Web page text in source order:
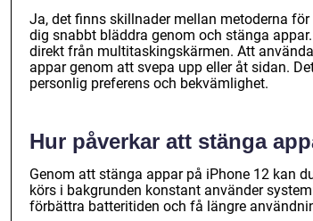
Ja, det finns skillnader mellan metoderna
dig snabbt bläddra genom och stänga
direkt från multitaskingskärmen. Att
appar genom att svepa upp eller åt sidan.
personlig preferens och bekvämlighet.
Hur påverkar att stänga
Genom att stänga appar på iPhone 12 kan
körs i bakgrunden konstant använder
förbättra batteritiden och få längre